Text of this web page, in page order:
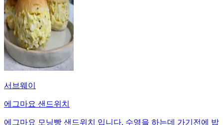
서브웨이
에그마요 샌드위치
에그마요 모닝빵 샌드위치 입니다. 수영을 하는데 가기전에 밥